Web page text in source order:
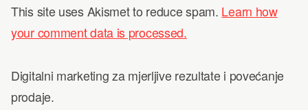
This site uses Akismet to reduce spam. Learn how
your comment data is processed.
Digitalni marketing za mjerljive rezultate i povećanje
prodaje.